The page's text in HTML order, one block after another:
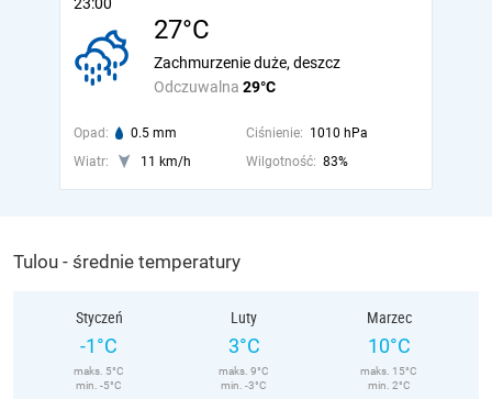
27°C
Odczuwalna 29°C
Zachmurzenie duże, deszcz
Opad: 0.5 mm Ciśnienie: 1010 hPa
Wiatr:
11 km/h Wilgotność: 83%
Tulou - średnie temperatury
Styczeń
-1°C
maks. 5°C
min. -5°C
Luty
3°C
maks. 9°C
min. -3°C
Marzec
10°C
maks. 15°C
min. 2°C